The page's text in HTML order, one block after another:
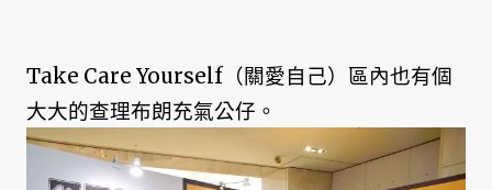
Take Care Yourself（關愛自己）區內也有個
大大的查理布朗充氣公仔。